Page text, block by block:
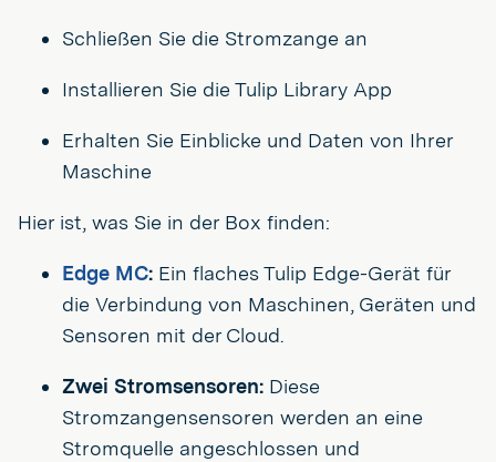
Schließen Sie die Stromzange an
Installieren Sie die Tulip Library App
Erhalten Sie Einblicke und Daten von Ihrer
Maschine
Hier ist, was Sie in der Box finden:
Edge MC: Ein flaches Tulip Edge-Gerät für
die Verbindung von Maschinen, Geräten und
Sensoren mit der Cloud.
Zwei Stromsensoren: Diese
Stromzangensensoren werden an eine
Stromquelle angeschlossen und